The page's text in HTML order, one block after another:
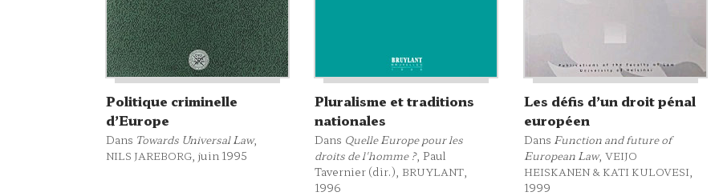
Politique criminelle
d’Europe
Dans Towards Universal Law,
NILS JAREBORG, juin 1995
Pluralisme et traditions
nationales
Dans Quelle Europe pour les
droits de l'homme ?, Paul
Tavernier (dir.), BRUYLANT,
1996
Les défis d’un droit pénal
européen
Dans Function and future of
European Law, VEIJO
HEISKANEN & KATI KULOVESI,
1999